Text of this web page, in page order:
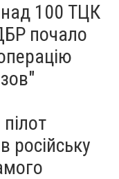
100 ТЦК
почало
російську